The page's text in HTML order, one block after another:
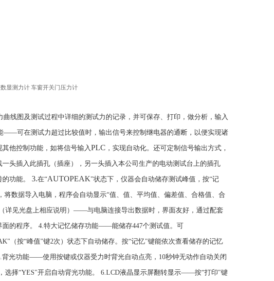
线图及测试过程中详细的测试力的记录，并可保存、打印，做分析，输入
——可在测试力超过比较值时，输出信号来控制继电器的通断，以便实现诸
他控制功能，如将信号输入PLC ，实现自动化。还可定制信号输出方式，
头插入此插孔（插座），另一头插入本公司生产的电动测试台上的插孔
功能。 3.在“AUTOPEAK"状态下，仪器会自动储存测试峰值，按“记
数据导入电脑，程序会自动显示“值、值、平均值、偏差值、合格值、合
详见光盘上相应说明）——与电脑连接导出数据时，界面友好，通过配套
的程序。 4.特大记忆储存功能——能储存447个测试值。可
（按“峰值"键2次）状态下自动储存。按“记忆"键能依次查看储存的记忆
光功能——使用按键或仪器受力时背光自动点亮，10秒钟无动作自动关闭
选择“YES"开启自动背光功能。 6.LCD液晶显示屏翻转显示——按“打印"键